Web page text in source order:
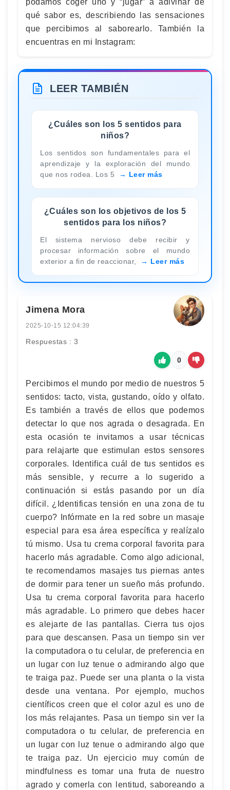
podamos coger uno y “jugar” a adivinar de
qué sabor es, describiendo las sensaciones
que percibimos al saborearlo. También la
encuentras en mi Instagram:
LEER TAMBIÉN
¿Cuáles son los 5 sentidos para
niños?
Los sentidos son fundamentales para el
aprendizaje y la exploración del mundo
que nos rodea. Los 5
Leer más
¿Cuáles son los objetivos de los 5
sentidos para los niños?
El sistema nervioso debe recibir y
procesar información sobre el mundo
exterior a fin de reaccionar,
Leer más
Jimena Mora
2025-10-15 12:04:39
Respuestas : 3
0
Percibimos el mundo por medio de nuestros 5
sentidos: tacto, vista, gustando, oído y olfato.
Es también a través de ellos que podemos
detectar lo que nos agrada o desagrada. En
esta ocasión te invitamos a usar técnicas
para relajarte que estimulan estos sensores
corporales. Identifica cuál de tus sentidos es
más sensible, y recurre a lo sugerido a
continuación si estás pasando por un día
difícil. ¿Identificas tensión en una zona de tu
cuerpo? Infórmate en la red sobre un masaje
especial para esa área específica y realízalo
tú mismo. Usa tu crema corporal favorita para
hacerlo más agradable. Como algo adicional,
te recomendamos masajes tus piernas antes
de dormir para tener un sueño más profundo.
Usa tu crema corporal favorita para hacerlo
más agradable. Lo primero que debes hacer
es alejarte de las pantallas. Cierra tus ojos
para que descansen. Pasa un tiempo sin ver
la computadora o tu celular, de preferencia en
un lugar con luz tenue o admirando algo que
te traiga paz. Puede ser una planta o la vista
desde una ventana. Por ejemplo, muchos
científicos creen que el color azul es uno de
los más relajantes. Pasa un tiempo sin ver la
computadora o tu celular, de preferencia en
un lugar con luz tenue o admirando algo que
te traiga paz. Un ejercicio muy común de
mindfulness es tomar una fruta de nuestro
agrado y comerla con lentitud, saboreando a